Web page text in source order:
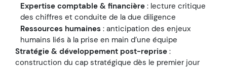
Expertise comptable & financière : lecture critique
des chiffres et conduite de la due diligence
Ressources humaines : anticipation des enjeux
humains liés à la prise en main d’une équipe
Stratégie & développement post-reprise :
construction du cap stratégique dès le premier jour